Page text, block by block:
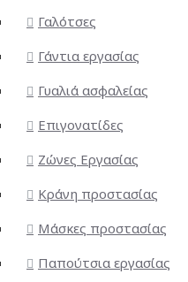
Γαλότσες
Γάντια εργασίας
Γυαλιά ασφαλείας
Επιγονατίδες
Ζώνες Εργασίας
Κράνη προστασίας
Μάσκες προστασίας
Παπούτσια εργασίας